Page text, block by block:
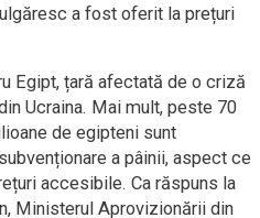
a fost oferit la prețuri
Egipt, țară afectată de o criză
Ucraina. Mai mult, peste 70
de egipteni sunt
a pâinii, aspect ce
accesibile. Ca răspuns la
Ministerul Aprovizionării din